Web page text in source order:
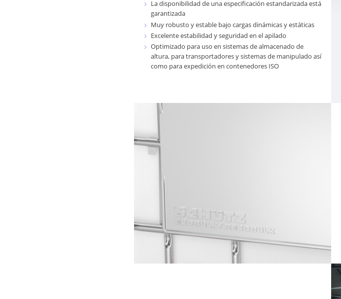
La disponibilidad de una especificación estandarizada está
garantizada
Muy robusto y estable bajo cargas dinámicas y estáticas
Excelente estabilidad y seguridad en el apilado
Optimizado para uso en sistemas de almacenado de
altura, para transportadores y sistemas de manipulado así
como para expedición en contenedores ISO